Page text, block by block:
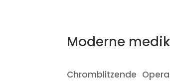
Moderne
Chromblitzende